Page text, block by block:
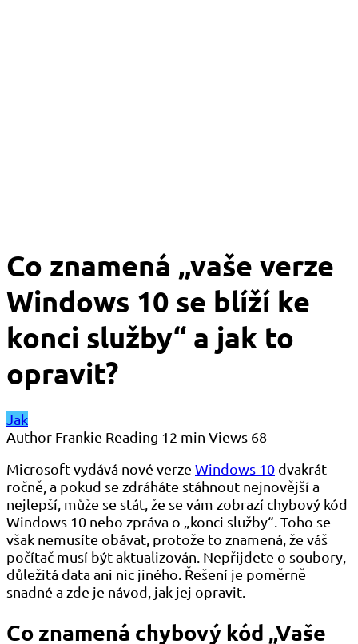
Co znamená „vaše verze
Windows 10 se blíží ke
konci služby“ a jak to
opravit?
Jak
Author Frankie Reading 12 min Views 68
Microsoft vydává nové verze Windows 10 dvakrát
ročně, a pokud se zdráháte stáhnout nejnovější a
nejlepší, může se stát, že se vám zobrazí chybový kód
Windows 10 nebo zpráva o „konci služby“. Toho se
však nemusíte obávat, protože to znamená, že váš
počítač musí být aktualizován. Nepřijdete o soubory,
důležitá data ani nic jiného. Řešení je poměrně
snadné a zde je návod, jak jej opravit.
Co znamená chybový kód „Vaše